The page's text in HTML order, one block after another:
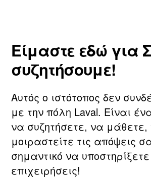
Είμαστε εδώ για
συζητήσουμε!
Αυτός ο ιστότοπος δεν
με την πόλη Laval. Είναι
να συζητήσετε, να μάθετε,
μοιραστείτε τις απόψεις
σημαντικό να υποστηρίξετε
επιχειρήσεις!